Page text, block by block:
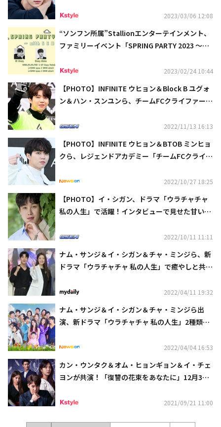
2023/03/06 12:08
“ソンフン所属”Stallionエンターテインメント、
ファミリーイベント「SPRING PARTY 2023 ～wi
2023/02/24 10:44
【PHOTO】INFINITE ウヒョン＆Block B ユグォ
ン＆ハン・スンユンら、チームFCクライファート
2022/11/13 16:13
【PHOTO】INFINITE ウヒョン＆BTOB ミンヒョ
クら、レジェンドアカデミー「チームFCクライフ
2022/10/27 18:25
【PHOTO】イ・シガン、ドラマ「ウラチャチャ
私の人生」で活躍！インタビューで見せた甘い笑
2022/10/11 11:11
ナム・サンジ＆イ・シガン＆チャ・ミンジら、新
ドラマ「ウラチャチャ 私の人生」で癒やしと共感
2022/04/11 19:32
ナム・サンジ＆イ・シガン＆チャ・ミンジら出
演、新ドラマ「ウラチャチャ 私の人生」2種類の
2022/04/04 16:53
カン・ウンタク＆オム・ヒョンギョン＆イ・チェ
ヨンが共演！「復讐の花束をあなたに」12月3日
2021/09/21 11:00